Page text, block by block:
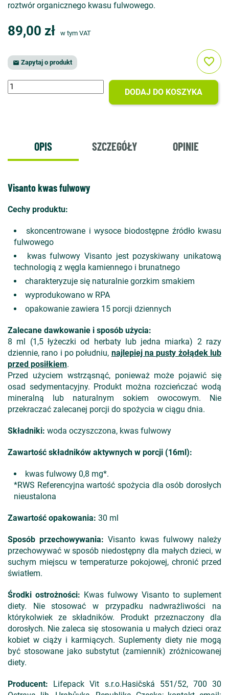
roztwór organicznego kwasu fulwowego.
89,00 zł w tym VAT
 Zapytaj o produkt
DODAJ DO KOSZYKA
favorite_border
OPIS SZCZEGÓŁY OPINIE
Visanto kwas fulwowy
Cechy produktu:
skoncentrowane i wysoce biodostępne źródło kwasu
fulwowego
kwas fulwowy Visanto jest pozyskiwany unikatową
technologią z węgla kamiennego i brunatnego
charakteryzuje się naturalnie gorzkim smakiem
wyprodukowano w RPA
opakowanie zawiera 15 porcji dziennych
Zalecane dawkowanie i sposób użycia:
8 ml (1,5 łyżeczki od herbaty lub jedna miarka) 2 razy
dziennie, rano i po południu, najlepiej na pusty żołądek lub
przed posiłkiem.
Przed użyciem wstrząsnąć, ponieważ może pojawić się
osad sedymentacyjny. Produkt można rozcieńczać wodą
mineralną lub naturalnym sokiem owocowym. Nie
przekraczać zalecanej porcji do spożycia w ciągu dnia.
Składniki: woda oczyszczona, kwas fulwowy
Zawartość składników aktywnych w porcji (16ml):
kwas fulwowy 0,8 mg*.
*RWS Referencyjna wartość spożycia dla osób dorosłych
nieustalona
Zawartość opakowania: 30 ml
Sposób przechowywania: Visanto kwas fulwowy należy
przechowywać w sposób niedostępny dla małych dzieci, w
suchym miejscu w temperaturze pokojowej, chronić przed
światłem.
Środki ostrożności: Kwas fulwowy Visanto to suplement
diety. Nie stosować w przypadku nadwrażliwości na
którykolwiek ze składników. Produkt przeznaczony dla
dorosłych. Nie zaleca się stosowania u małych dzieci oraz
kobiet w ciąży i karmiących. Suplementy diety nie mogą
być stosowane jako substytut (zamiennik) zróżnicowanej
diety.
Producent: Lifepack Vit s.r.o.Hasičská 551/52, 700 30